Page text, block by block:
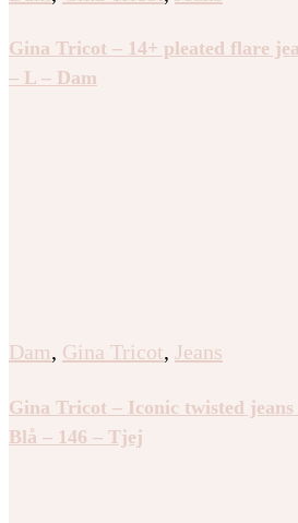
Gina Tricot – 14+ pleated flare
– L – Dam
Dam, Gina Tricot, Jeans
Gina Tricot – Iconic twisted
Blå – 146 – Tjej